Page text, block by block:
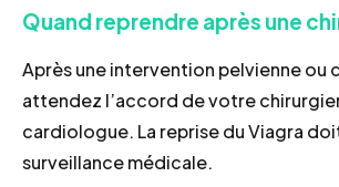
Quand reprendre après une
Après une intervention pelvienne ou
attendez l’accord de votre
cardiologue. La reprise du Viagra
surveillance médicale.